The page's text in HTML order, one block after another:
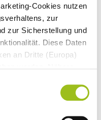
Cookies nutzen
zur
zur Sicherstellung und
Diese Daten
an Dritte (Europa)
Impressum
dämpfen.
ins Gelenk
eine kleine hochwertige
bei einer Kniearthrose
in den